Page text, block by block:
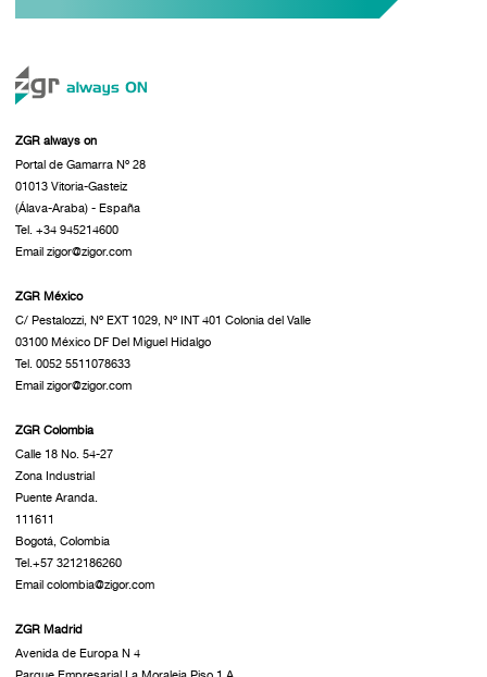
ZGR always on
Portal de Gamarra Nº 28
01013 Vitoria-Gasteiz
(Álava-Araba) - España
Tel. +34 945214600
Email zigor@zigor.com
ZGR México
C/ Pestalozzi, Nº EXT 1029, Nº INT 401 Colonia del Valle
03100 México DF Del Miguel Hidalgo
Tel. 0052 5511078633
Email zigor@zigor.com
ZGR Colombia
Calle 18 No. 54-27
Zona Industrial
Puente Aranda.
111611
Bogotá, Colombia
Tel.+57 3212186260
Email colombia@zigor.com
ZGR Madrid
Avenida de Europa N 4